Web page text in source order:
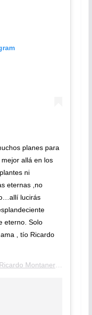
planes para
allá en los
ni
eternas ,no
lucirás
eterno. Solo
, tío Ricardo
Ricardo Montaner